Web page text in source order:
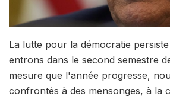
La lutte pour la démocratie
entrons dans le second semestre
mesure que l'année progresse,
confrontés à des mensonges, à la